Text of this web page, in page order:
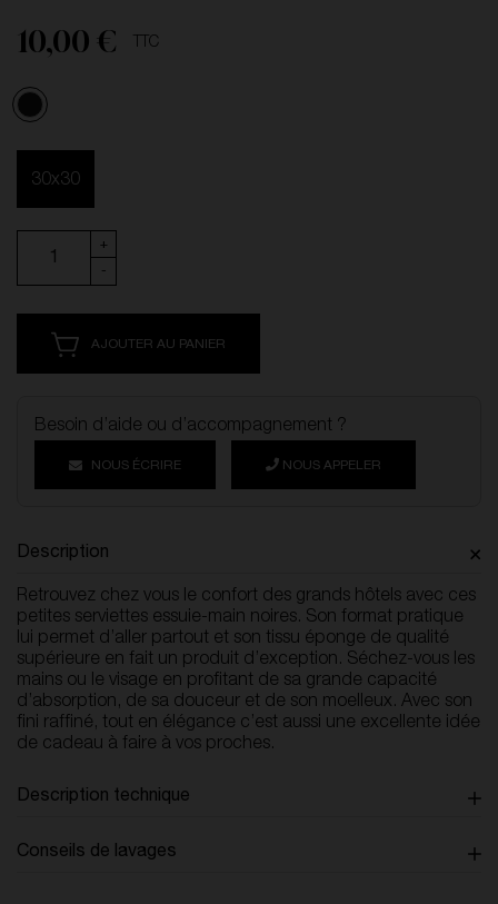
10,00 € TTC
Noir
30x30
+
-
AJOUTER AU PANIER
Besoin d’aide ou d’accompagnement ?
NOUS ÉCRIRE NOUS APPELER
Description
Retrouvez chez vous le confort des grands hôtels avec ces
petites serviettes essuie-main noires. Son format pratique
lui permet d’aller partout et son tissu éponge de qualité
supérieure en fait un produit d’exception. Séchez-vous les
mains ou le visage en profitant de sa grande capacité
d’absorption, de sa douceur et de son moelleux. Avec son
fini raffiné, tout en élégance c’est aussi une excellente idée
de cadeau à faire à vos proches.
Description technique
Conseils de lavages